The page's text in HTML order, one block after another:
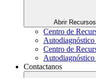
Abrir Recursos
Centro de
Centro de
Contactanos